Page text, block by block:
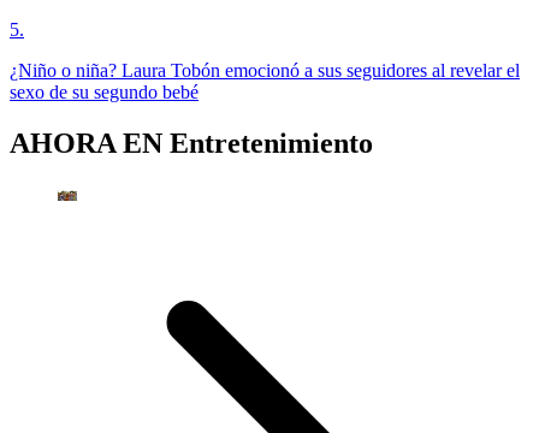
5.
¿Niño o niña? Laura Tobón emocionó a sus seguidores al revelar el
sexo de su segundo bebé
AHORA EN Entretenimiento